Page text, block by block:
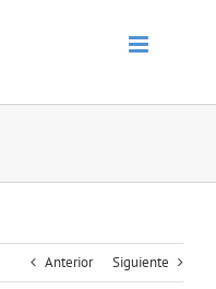
Anterior Siguiente